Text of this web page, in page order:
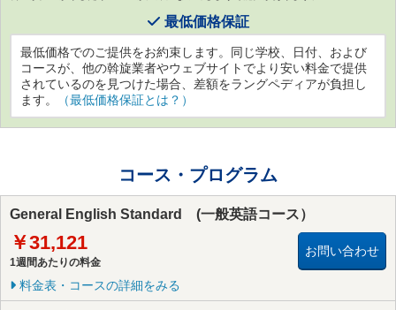
最低価格保証
最低価格でのご提供をお約束します。同じ学校、日付、および
コースが、他の斡旋業者やウェブサイトでより安い料金で提供
されているのを見つけた場合、差額をラングペディアが負担し
ます。
（最低価格保証とは？）
コース・プログラム
General English Standard (一般英語コース）
￥31,121
1週間あたりの料金
お問い合わせ
料金表・コースの詳細をみる